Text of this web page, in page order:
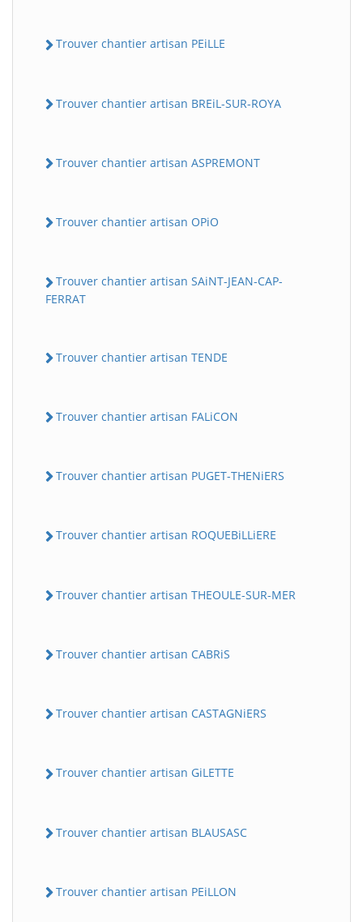
Trouver chantier artisan PEiLLE
Trouver chantier artisan BREiL-SUR-ROYA
Trouver chantier artisan ASPREMONT
Trouver chantier artisan OPiO
Trouver chantier artisan SAiNT-JEAN-CAP-
FERRAT
Trouver chantier artisan TENDE
Trouver chantier artisan FALiCON
Trouver chantier artisan PUGET-THENiERS
Trouver chantier artisan ROQUEBiLLiERE
Trouver chantier artisan THEOULE-SUR-MER
Trouver chantier artisan CABRiS
Trouver chantier artisan CASTAGNiERS
Trouver chantier artisan GiLETTE
Trouver chantier artisan BLAUSASC
Trouver chantier artisan PEiLLON